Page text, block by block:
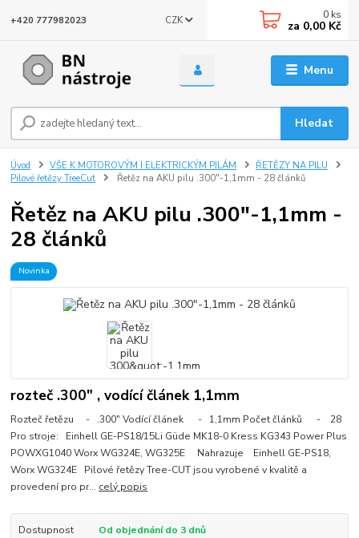
Menu
CZK
Hledat
+420 777982023 0 ks
za 0,00 Kč
Úvod VŠE K MOTOROVÝM I ELEKTRICKÝM PILÁM
ŘETĚZY NA PILU
Pilové řetězy TreeCut
Řetěz na AKU pilu .300"-1,1mm - 28 článků
Řetěz na AKU pilu .300"-1,1mm -
28 článků
Novinka
rozteč .300" , vodící článek 1,1mm
Rozteč řetězu - .300" Vodící článek - 1,1mm Počet článků - 28
Pro stroje: Einhell GE-PS18/15Li Güde MK18-0 Kress KG343 Power Plus
POWXG1040 Worx WG324E, WG325E Nahrazuje Einhell GE-PS18,
Worx WG324E Pilové řetězy Tree-CUT jsou vyrobené v kvalitě a
provedení pro pr... celý popis
Dostupnost Od objednání do 3 dnů